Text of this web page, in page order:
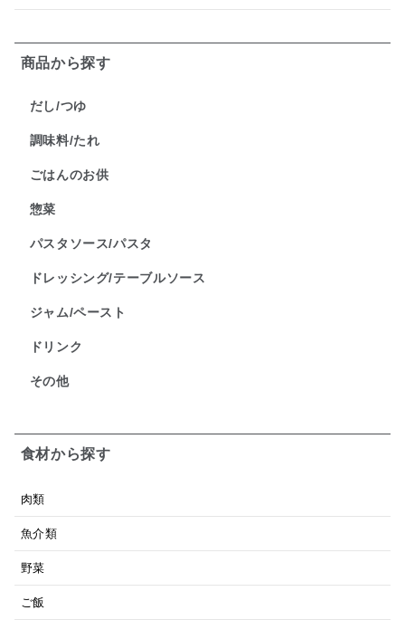
商品から探す
だし/つゆ
調味料/たれ
ごはんのお供
惣菜
パスタソース/パスタ
ドレッシング/テーブルソース
ジャム/ペースト
ドリンク
その他
食材から探す
肉類
魚介類
野菜
ご飯